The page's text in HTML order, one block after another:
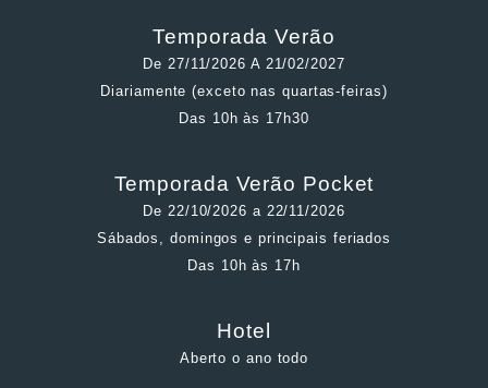
Temporada Verão
De 27/11/2026 A 21/02/2027
Diariamente (exceto nas quartas-feiras)
Das 10h às 17h30
Temporada Verão Pocket
De 22/10/2026 a 22/11/2026
Sábados, domingos e principais feriados
Das 10h às 17h
Hotel
Aberto o ano todo